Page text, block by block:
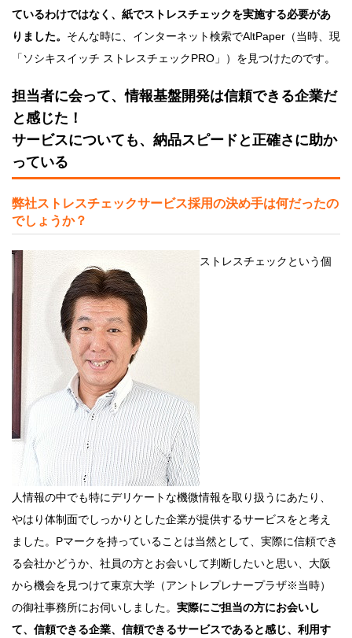
ているわけではなく、紙でストレスチェックを実施する必要があ
りました。 そんな時に、インターネット検索でAltPaper（当時、現
「ソシキスイッチ ストレスチェックPRO」）を見つけたのです。
担当者に会って、情報基盤開発は信頼できる企業だ
と感じた！
サービスについても、納品スピードと正確さに助か
っている
弊社ストレスチェックサービス採用の決め手は何だったの
でしょうか？
ストレスチェックという個
人情報の中でも特にデリケートな機微情報を取り扱うにあたり、
やはり体制面でしっかりとした企業が提供するサービスをと考え
ました。Pマークを持っていることは当然として、実際に信頼でき
る会社かどうか、社員の方とお会いして判断したいと思い、大阪
から機会を見つけて東京大学（アントレプレナープラザ※当時）
の御社事務所にお伺いしました。 実際にご担当の方にお会いし
て、信頼できる企業、信頼できるサービスであると感じ、利用す